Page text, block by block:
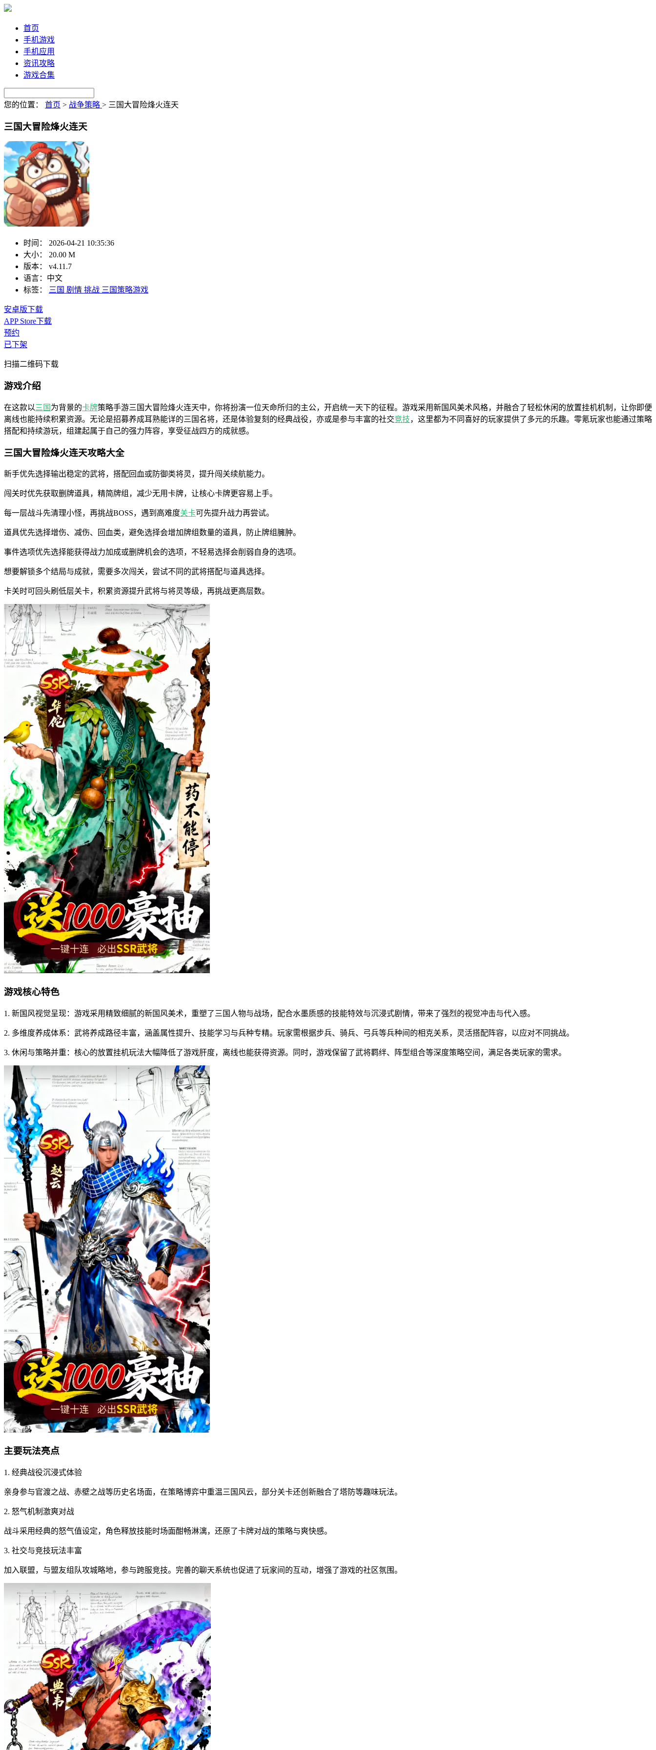
首页
手机游戏
手机应用
资讯攻略
游戏合集
您的位置： 首页 > 战争策略 > 三国大冒险烽火连天
三国大冒险烽火连天
时间：
2026-04-21 10:35:36
大小：
20.00 M
版本：
v4.11.7
语言： 中文
标签：
三国 剧情 挑战 三国策略游戏
安卓版下载
APP Store下载
预约
已下架
扫描二维码下载
游戏介绍
在这款以三国 为背景的卡牌策略手游三国大冒险烽火连天中，你将扮演一位天命所归的主公，开启统一天下的征程。游戏采用新国风美术风格，并融合了轻松休闲的放置挂机机制，让你即便
离线也能持续积累资源。无论是招募养成耳熟能详的三国名将，还是体验复刻的经典战役，亦或是参与丰富的社交竞技，这里都为不同喜好的玩家提供了多元的乐趣。零氪玩家也能通过策略
搭配和持续游玩，组建起属于自己的强力阵容，享受征战四方的成就感。
三国大冒险烽火连天攻略大全
新手优先选择输出稳定的武将，搭配回血或防御类将灵，提升闯关续航能力。
闯关时优先获取删牌道具，精简牌组，减少无用卡牌，让核心卡牌更容易上手。
每一层战斗先清理小怪，再挑战BOSS，遇到高难度关卡可先提升战力再尝试。
道具优先选择增伤、减伤、回血类，避免选择会增加牌组数量的道具，防止牌组臃肿。
事件选项优先选择能获得战力加成或删牌机会的选项，不轻易选择会削弱自身的选项。
想要解锁多个结局与成就，需要多次闯关，尝试不同的武将搭配与道具选择。
卡关时可回头刷低层关卡，积累资源提升武将与将灵等级，再挑战更高层数。
游戏核心特色
1. 新国风视觉呈现：游戏采用精致细腻的新国风美术，重塑了三国人物与战场，配合水墨质感的技能特效与沉浸式剧情，带来了强烈的视觉冲击与代入感。
2. 多维度养成体系：武将养成路径丰富，涵盖属性提升、技能学习与兵种专精。玩家需根据步兵、骑兵、弓兵等兵种间的相克关系，灵活搭配阵容，以应对不同挑战。
3. 休闲与策略并重：核心的放置挂机玩法大幅降低了游戏肝度，离线也能获得资源。同时，游戏保留了武将羁绊、阵型组合等深度策略空间，满足各类玩家的需求。
主要玩法亮点
1. 经典战役沉浸式体验
亲身参与官渡之战、赤壁之战等历史名场面，在策略博弈中重温三国风云，部分关卡还创新融合了塔防等趣味玩法。
2. 怒气机制激爽对战
战斗采用经典的怒气值设定，角色释放技能时场面酣畅淋漓，还原了卡牌对战的策略与爽快感。
3. 社交与竞技玩法丰富
加入联盟，与盟友组队攻城略地，参与跨服竞技。完善的聊天系统也促进了玩家间的互动，增强了游戏的社区氛围。